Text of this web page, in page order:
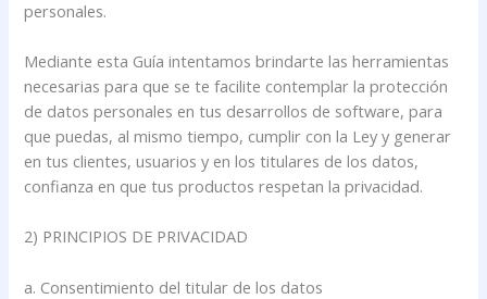
personales.
Mediante esta Guía intentamos brindarte las herramientas
necesarias para que se te facilite contemplar la protección
de datos personales en tus desarrollos de software, para
que puedas, al mismo tiempo, cumplir con la Ley y generar
en tus clientes, usuarios y en los titulares de los datos,
confianza en que tus productos respetan la privacidad.
2) PRINCIPIOS DE PRIVACIDAD
a. Consentimiento del titular de los datos